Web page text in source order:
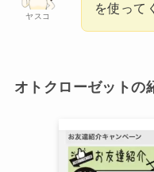
ヤスコ
を使って
オトクローゼットの